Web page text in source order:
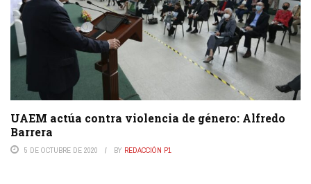
UAEM actúa contra violencia de género: Alfredo
Barrera
5 DE OCTUBRE DE 2020 BY REDACCIÓN P1